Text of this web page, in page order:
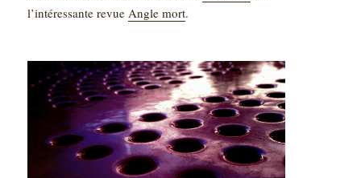
l’intéressante revue Angle mort.